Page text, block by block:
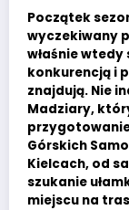
Początek
wyczekiwany
właśnie wtedy
konkurencją i
znajdują. Nie
Madziary,
Górskich
Kielcach, od
szukanie
miejscu na